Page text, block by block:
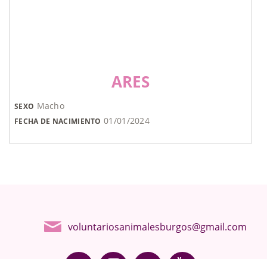
ARES
SEXO Macho
FECHA DE NACIMIENTO 01/01/2024
voluntariosanimalesburgos@gmail.com